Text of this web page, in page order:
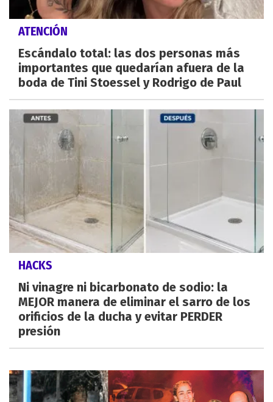
ATENCIÓN
Escándalo total: las dos personas más
importantes que quedarían afuera de la
boda de Tini Stoessel y Rodrigo de Paul
HACKS
Ni vinagre ni bicarbonato de sodio: la
MEJOR manera de eliminar el sarro de los
orificios de la ducha y evitar PERDER
presión